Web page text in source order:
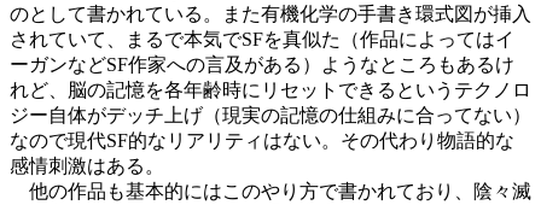
のとして書かれている。また有機化学の手書き環式図が挿入
されていて、まるで本気でSFを真似た（作品によってはイ
ーガンなどSF作家への言及がある）ようなところもあるけ
れど、脳の記憶を各年齢時にリセットできるというテクノロ
ジー自体がデッチ上げ（現実の記憶の仕組みに合ってない）
なので現代SF的なリアリティはない。その代わり物語的な
感情刺激はある。
他の作品も基本的にはこのやり方で書かれており、陰々滅